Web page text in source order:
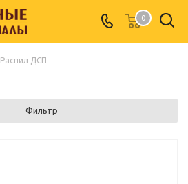
0
Распил ДСП
Фильтр